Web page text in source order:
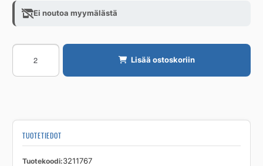
Ei noutoa myymälästä
KIERRETANKO
12
Lisää ostoskoriin
TUOTETIEDOT
Tuotekoodi 3211767